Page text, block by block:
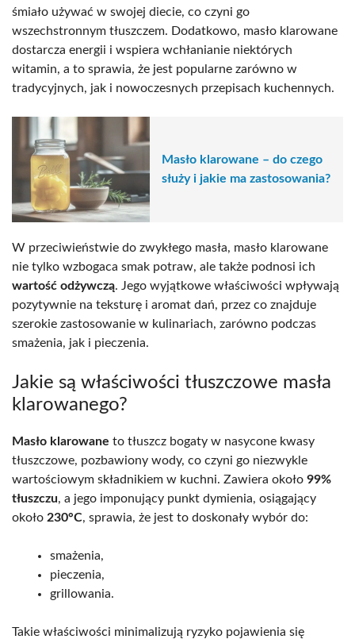
śmiało używać w swojej diecie, co czyni go
wszechstronnym tłuszczem. Dodatkowo, masło klarowane
dostarcza energii i wspiera wchłanianie niektórych
witamin, a to sprawia, że jest popularne zarówno w
tradycyjnych, jak i nowoczesnych przepisach kuchennych.
Masło klarowane – do czego
służy i jakie ma zastosowania?
W przeciwieństwie do zwykłego masła, masło klarowane
nie tylko wzbogaca smak potraw, ale także podnosi ich
wartość odżywczą. Jego wyjątkowe właściwości wpływają
pozytywnie na teksturę i aromat dań, przez co znajduje
szerokie zastosowanie w kulinariach, zarówno podczas
smażenia, jak i pieczenia.
Jakie są właściwości tłuszczowe masła
klarowanego?
Masło klarowane to tłuszcz bogaty w nasycone kwasy
tłuszczowe, pozbawiony wody, co czyni go niezwykle
wartościowym składnikiem w kuchni. Zawiera około 99%
tłuszczu, a jego imponujący punkt dymienia, osiągający
około 230°C, sprawia, że jest to doskonały wybór do:
smażenia,
pieczenia,
grillowania.
Takie właściwości minimalizują ryzyko pojawienia się